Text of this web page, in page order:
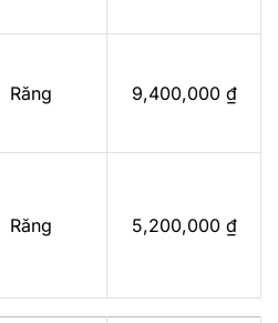
Răng 9,400,000 ₫
Răng 5,200,000 ₫